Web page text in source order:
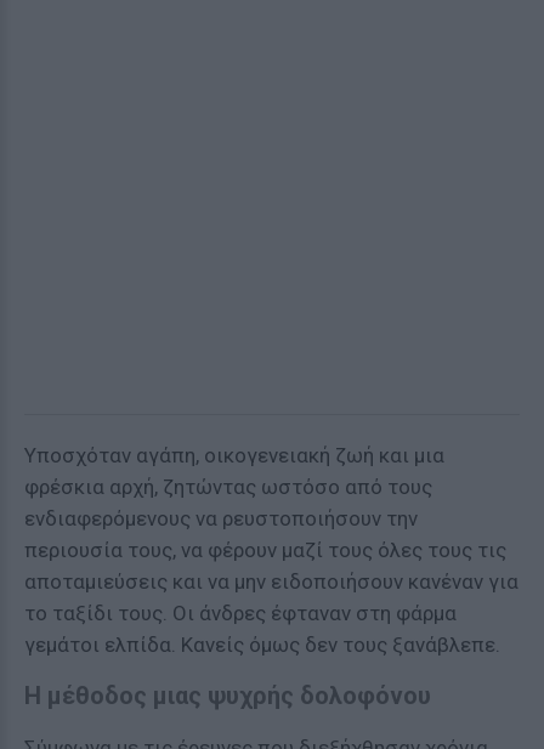
Υποσχόταν αγάπη, οικογενειακή ζωή και μια
φρέσκια αρχή, ζητώντας ωστόσο από τους
ενδιαφερόμενους να ρευστοποιήσουν την
περιουσία τους, να φέρουν μαζί τους όλες τους τις
αποταμιεύσεις και να μην ειδοποιήσουν κανέναν για
το ταξίδι τους. Οι άνδρες έφταναν στη φάρμα
γεμάτοι ελπίδα. Κανείς όμως δεν τους ξανάβλεπε.
Η μέθοδος μιας ψυχρής δολοφόνου